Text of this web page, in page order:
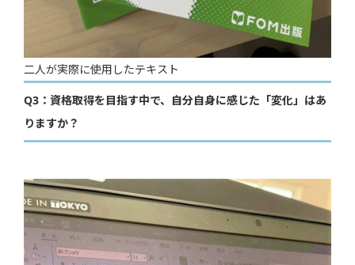
二人が実際に使用したテキスト
Q3：資格取得を目指す中で、自分自身に感じた「変化」はあ
りますか？